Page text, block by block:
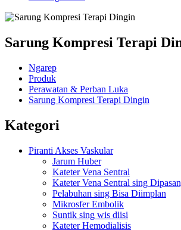
Sarung Kompresi Terapi
Ngarep
Produk
Perawatan & Perban Luka
Sarung Kompresi Terapi Dingin
Kategori
Piranti Akses Vaskular
Jarum Huber
Kateter Vena Sentral
Kateter Vena Sentral sing
Pelabuhan sing Bisa Diimplan
Mikrosfer Embolik
Suntik sing wis diisi
Kateter Hemodialisis